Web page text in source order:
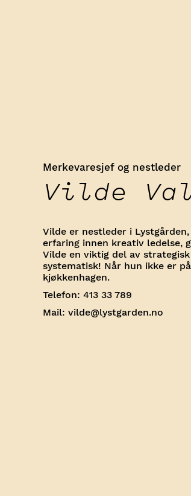
Merkevaresjef og nestleder
Vilde
Vilde er nestleder i
erfaring innen kreativ ledelse,
Vilde en viktig del av
systematisk! Når hun ikke er
kjøkkenhagen.
Telefon: 413 33 789‬
Mail: vilde@lystgarden.no